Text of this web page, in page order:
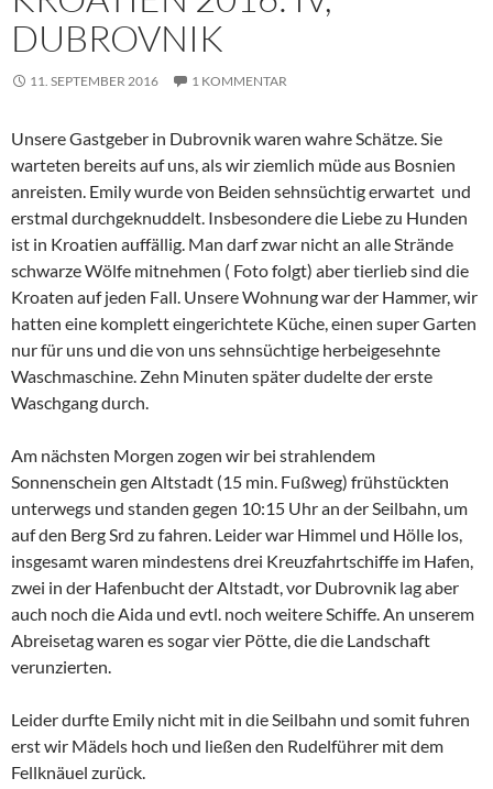
DUBROVNIK
11. SEPTEMBER 2016 1 KOMMENTAR
Unsere Gastgeber in Dubrovnik waren wahre Schätze. Sie
warteten bereits auf uns, als wir ziemlich müde aus Bosnien
anreisten. Emily wurde von Beiden sehnsüchtig erwartet und
erstmal durchgeknuddelt. Insbesondere die Liebe zu Hunden
ist in Kroatien auffällig. Man darf zwar nicht an alle Strände
schwarze Wölfe mitnehmen ( Foto folgt) aber tierlieb sind die
Kroaten auf jeden Fall. Unsere Wohnung war der Hammer, wir
hatten eine komplett eingerichtete Küche, einen super Garten
nur für uns und die von uns sehnsüchtige herbeigesehnte
Waschmaschine. Zehn Minuten später dudelte der erste
Waschgang durch.
Am nächsten Morgen zogen wir bei strahlendem
Sonnenschein gen Altstadt (15 min. Fußweg) frühstückten
unterwegs und standen gegen 10:15 Uhr an der Seilbahn, um
auf den Berg Srd zu fahren. Leider war Himmel und Hölle los,
insgesamt waren mindestens drei Kreuzfahrtschiffe im Hafen,
zwei in der Hafenbucht der Altstadt, vor Dubrovnik lag aber
auch noch die Aida und evtl. noch weitere Schiffe. An unserem
Abreisetag waren es sogar vier Pötte, die die Landschaft
verunzierten.
Leider durfte Emily nicht mit in die Seilbahn und somit fuhren
erst wir Mädels hoch und ließen den Rudelführer mit dem
Fellknäuel zurück.